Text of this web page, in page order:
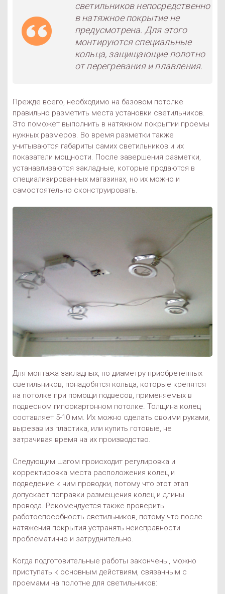
светильников непосредственно
в натяжное покрытие не
предусмотрена. Для этого
монтируются специальные
кольца, защищающие полотно
от перегревания и плавления.
Прежде всего, необходимо на базовом потолке
правильно разметить места установки светильников.
Это поможет выполнить в натяжном покрытии проемы
нужных размеров. Во время разметки также
учитываются габариты самих светильников и их
показатели мощности. После завершения разметки,
устанавливаются закладные, которые продаются в
специализированных магазинах, но их можно и
самостоятельно сконструировать.
Для монтажа закладных, по диаметру приобретенных
светильников, понадобятся кольца, которые крепятся
на потолке при помощи подвесов, применяемых в
подвесном гипсокартонном потолке. Толщина колец
составляет 5-10 мм. Их можно сделать своими руками,
вырезав из пластика, или купить готовые, не
затрачивая время на их производство.
Следующим шагом происходит регулировка и
корректировка места расположения колец и
подведение к ним проводки, потому что этот этап
допускает поправки размещения колец и длины
провода. Рекомендуется также проверить
работоспособность светильников, потому что после
натяжения покрытия устранять неисправности
проблематично и затруднительно.
Когда подготовительные работы закончены, можно
приступать к основным действиям, связанным с
проемами на полотне для светильников: